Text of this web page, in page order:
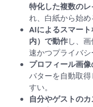
特化した複数の
れ、白紙から始め
AIによるスマー
内）で動作し、
速かつプライバシ
プロフィール画
バターを自動取
すい。
自分やゲストの